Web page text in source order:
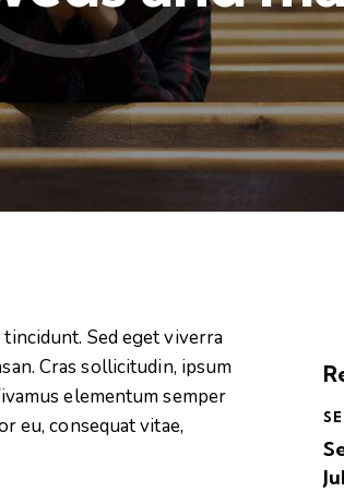
Sed eget viverra
Cras sollicitudin, ipsum
elementum semper
eu, consequat vitae,